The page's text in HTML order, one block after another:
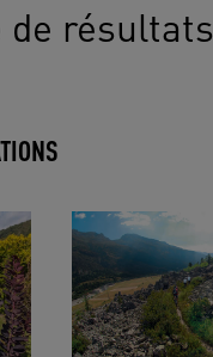
de résultats